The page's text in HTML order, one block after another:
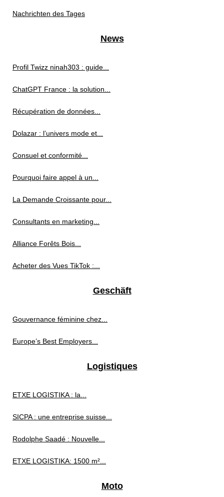
Nachrichten des Tages
News
Profil Twizz ninah303 : guide...
ChatGPT France : la solution...
Récupération de données...
Dolazar : l’univers mode et...
Consuel et conformité...
Pourquoi faire appel à un...
La Demande Croissante pour...
Consultants en marketing...
Alliance Forêts Bois...
Acheter des Vues TikTok :...
Geschäft
Gouvernance féminine chez...
Europe’s Best Employers...
Logistiques
ETXE LOGISTIKA : la...
SICPA : une entreprise suisse...
Rodolphe Saadé : Nouvelle...
ETXE LOGISTIKA: 1500 m²...
Moto